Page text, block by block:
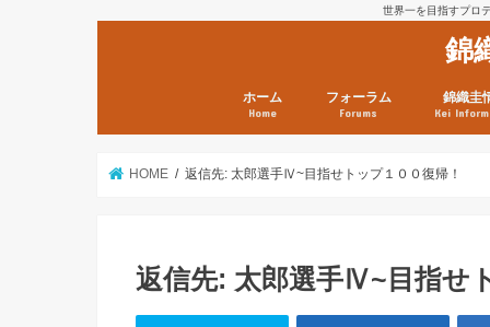
世界一を目指すプロ
錦
ホーム
Home
フォーラム
Forums
錦織圭
Kei
日現在）
点）
HOME 返信先: 太郎選手Ⅳ~目指せトップ１００復帰！
返信先: 太郎選手Ⅳ~目指せ